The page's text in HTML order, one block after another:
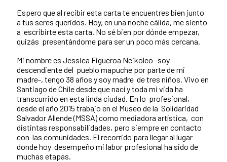
Espero que al recibir esta carta te encuentres bien junto
a tus seres queridos. Hoy, en una noche cálida, me siento
a escribirte esta carta. No sé bien por dónde empezar,
quizás presentándome para ser un poco más cercana.
Mi nombre es Jessica Figueroa Neikoleo -soy
descendiente del pueblo mapuche por parte de mi
madre-, tengo 38 años y soy madre de tres niños. Vivo en
Santiago de Chile desde que nací y toda mi vida ha
transcurrido en esta linda ciudad. En lo profesional,
desde el año 2015 trabajo en el Museo de la Solidaridad
Salvador Allende (MSSA) como mediadora artística, con
distintas responsabilidades, pero siempre en contacto
con las comunidades. El recorrido para llegar al lugar
donde hoy desempeño mi labor profesional ha sido de
muchas etapas.